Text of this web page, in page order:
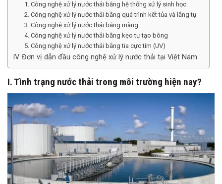
1. Công nghệ xử lý nước thải bằng hệ thống xử lý sinh học
2. Công nghệ xử lý nước thải bằng quá trình kết tủa và lắng tụ
3. Công nghệ xử lý nước thải bằng màng
4. Công nghệ xử lý nước thải bằng kẹo tự tạo bông
5. Công nghệ xử lý nước thải bằng tia cực tím (UV)
IV. Đơn vị dẫn đầu công nghệ xử lý nước thải tại Việt Nam
I. Tình trạng nước thải trong môi trường hiện nay?